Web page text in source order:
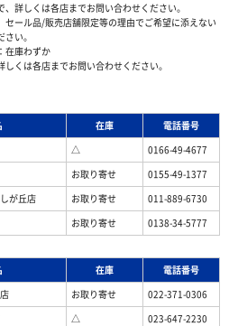
詳しくは各店までお問い合わせください。
ール品/販売店舗限定等の理由でご希望に添えない
い。
在庫わずか
くは各店までお問い合わせください。
在庫
電話番号
△
0166-49-4677
お取り寄せ
0155-49-1377
が丘店 お取り寄せ
011-889-6730
お取り寄せ 0138-34-5777
在庫
電話番号
お取り寄せ
022-371-0306
△
023-647-2230